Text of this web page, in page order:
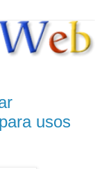
usos